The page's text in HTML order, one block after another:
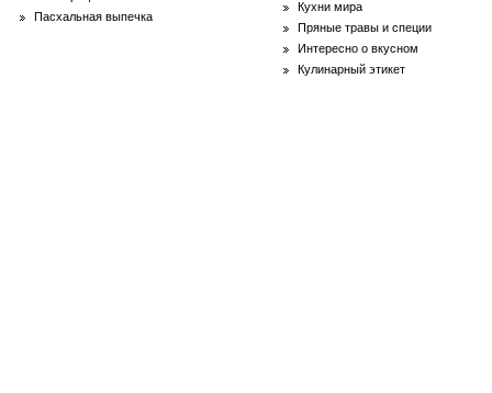
Пасхальная выпечка
Кухни мира
Пряные травы и специи
Интересно о вкусном
Кулинарный этикет